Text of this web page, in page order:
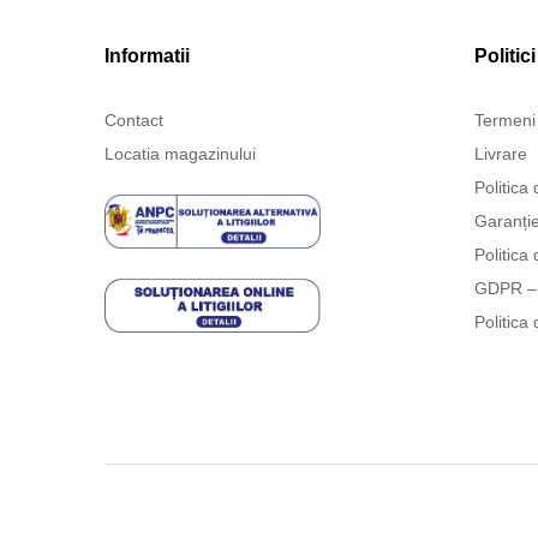
Informatii
Contact
Locatia magazinului
Politici
Livrare
Politica
Garanție
Politica
GDPR
Politica